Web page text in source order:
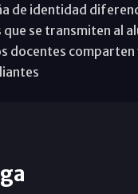
de identidad
se transmiten al
docentes